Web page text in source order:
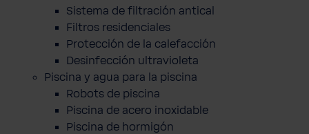
Sistema de filtración antical
Filtros residenciales
Protección de la calefacción
Desinfección ultravioleta
Piscina y agua para la piscina
Robots de piscina
Piscina de acero inoxidable
Piscina de hormigón